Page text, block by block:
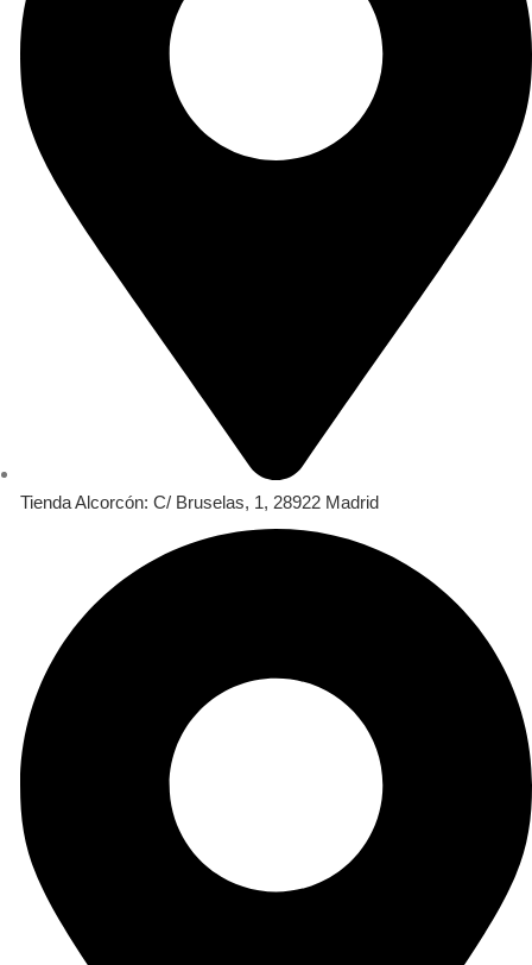
Tienda Alcorcón: C/ Bruselas, 1, 28922 Madrid